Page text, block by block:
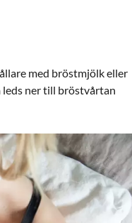
med bröstmjölk eller
leds ner till bröstvårtan